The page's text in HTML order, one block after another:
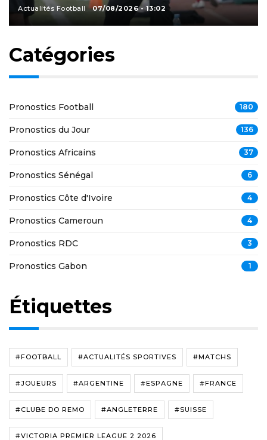
Actualités Football 07/08/2026 - 13:02
Catégories
Pronostics Football 180
Pronostics du Jour 136
Pronostics Africains 37
Pronostics Sénégal 6
Pronostics Côte d'Ivoire 4
Pronostics Cameroun 4
Pronostics RDC 3
Pronostics Gabon 1
Étiquettes
#FOOTBALL #ACTUALITÉS SPORTIVES #MATCHS
#JOUEURS #ARGENTINE #ESPAGNE #FRANCE
#CLUBE DO REMO #ANGLETERRE #SUISSE
#VICTORIA PREMIER LEAGUE 2 2026